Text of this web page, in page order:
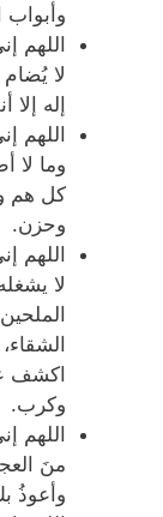
وأبواب
اللهم
لا يُضام
إله إلا
اللهم
وما لا
كل هم
وحزن.
اللهم
لا
اكشف
وكرب.
اللهم
منَ
وأعوذُ